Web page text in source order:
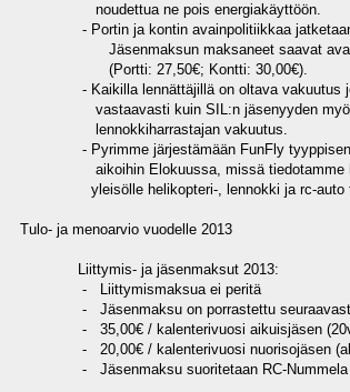
noudettua ne pois energiakäyttöön.
- Portin ja kontin avainpolitiikkaa
Jäsenmaksun maksaneet saavat
(Portti: 27,50€; Kontti: 30,00€).
- Kaikilla lennättäjillä on oltava vakuutus
vastaavasti kuin SIL:n jäsenyyden myötä
lennokkiharrastajan vakuutus.
- Pyrimme järjestämään FunFly tyyppisen
aikoihin Elokuussa, missä tiedotamme
yleisölle helikopteri-, lennokki ja rc-auto
Tulo- ja menoarvio vuodelle 2013
Liittymis- ja jäsenmaksut 2013:
- Liittymismaksua ei peritä
- Jäsenmaksu on porrastettu
- 35,00€ / kalenterivuosi aikuisjäsen (20v.
- 20,00€ / kalenterivuosi nuorisojäsen
- Jäsenmaksu suoritetaan RC-Nummela